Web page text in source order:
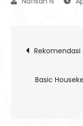
Post
Basic